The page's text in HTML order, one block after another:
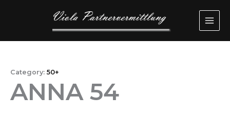
Category: 50+
ANNA 54